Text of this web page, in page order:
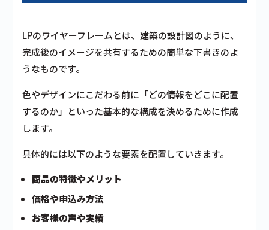
LPのワイヤーフレームとは、建築の設計図のように、
完成後のイメージを共有するための簡単な下書きのよ
うなものです。
色やデザインにこだわる前に「どの情報をどこに配置
するのか」といった基本的な構成を決めるために作成
します。
具体的には以下のような要素を配置していきます。
商品の特徴やメリット
価格や申込み方法
お客様の声や実績